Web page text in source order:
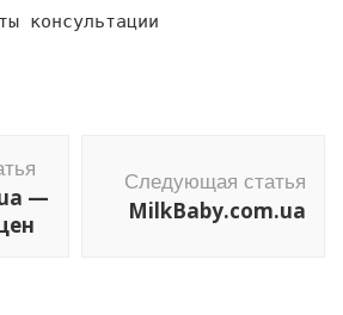
консультации
—
Следующая статья
MilkBaby.com.ua